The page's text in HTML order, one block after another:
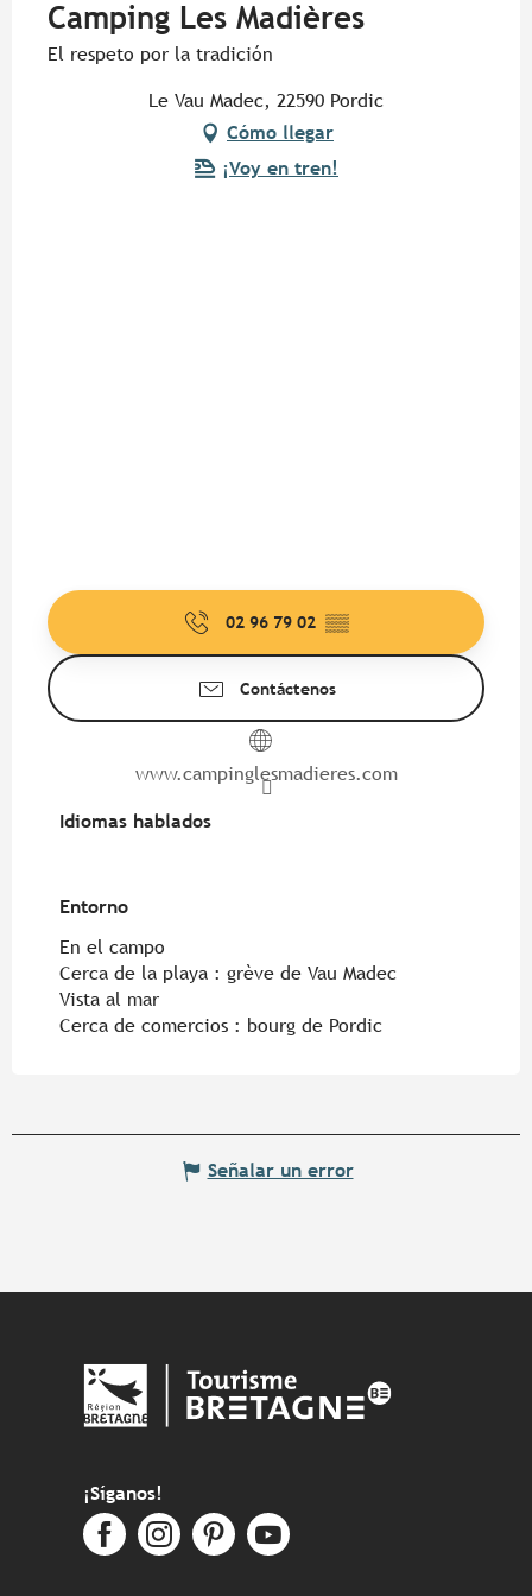
Camping Les Madières
El respeto por la tradición
Le Vau Madec, 22590 Pordic
Cómo llegar
¡Voy en tren!
02 96 79 02 ▒▒
Contáctenos
www.campinglesmadieres.com
Idiomas hablados
Idiomas hablados
Entorno
Entorno
En el campo
Cerca de la playa : grève de Vau Madec
Vista al mar
Cerca de comercios : bourg de Pordic
Señalar un error
¡Síganos!